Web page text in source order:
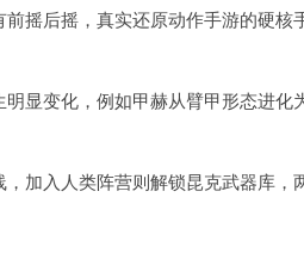
摇后摇，真实还原动作手游的硬核
显变化，例如甲赫从臂甲形态进化
加入人类阵营则解锁昆克武器库，